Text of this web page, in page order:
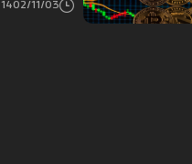
1402/11/03